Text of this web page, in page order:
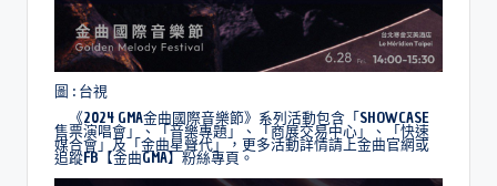
圖 : 台視
《2024 GMA金曲國際音樂節》系列活動包含「SHOWCASE
售票演唱會」、「音樂專題」、「商展交易中心」、「快速
媒合會」及「金曲星聲代」，更多活動詳情請上金曲官網或
追蹤FB【金曲GMA】粉絲專頁。